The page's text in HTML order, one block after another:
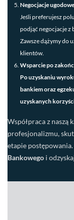
Negocjacje
Jeśli preferujesz
podjąć negocjacje z
Zawsze dążymy do
klientów.
Wsparcie po
Po uzyskaniu
bankiem oraz
uzyskanych
Współpraca z naszą
profesjonalizmu,
etapie
Bankowego i